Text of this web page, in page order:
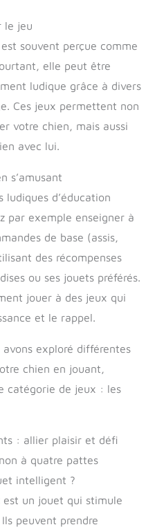
de la nourriture ou des
dans ces boîtes et peut
des jouets de stimulation
chien en fonction de
pour Chien]: Diriger
avec ce puzzle jouets
à des récompenses
son ennui. Jouer avec
chien de cette manière
et sain, aidant à
et l'humeur de
et aboiements, c'est un
pour chien pour l'ennui
Chaque grange du puzzle
de nourriture et le
obtenir la nourriture. Ce
la vitesse de
et corrige la mauvaise
et la difficulté pour le
de la nourriture, réduit le
rend le chien plus sain
à partir de matériau ABS
et est exempt de BPA, PVC
protéger complètement la
Le design épais rend le
robuste et durable car
pas facilement le
griffures
le jeu
est souvent perçue comme
elle peut être
ludique grâce à divers
Ces jeux permettent non
votre chien, mais aussi
avec lui.
s’amusant
ludiques d’éducation
par exemple enseigner à
de base (assis,
des récompenses
ou ses jouets préférés.
jouer à des jeux qui
et le rappel.
avons exploré différentes
chien en jouant,
catégorie de jeux : les
: allier plaisir et défi
à quatre pattes
intelligent ?
est un jouet qui stimule
peuvent prendre